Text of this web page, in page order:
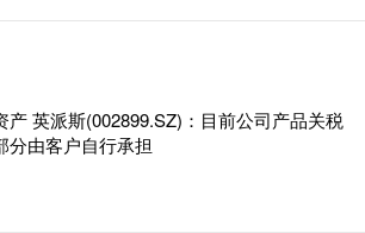
产 英派斯(002899.SZ)：目前公司产品关税
分由客户自行承担